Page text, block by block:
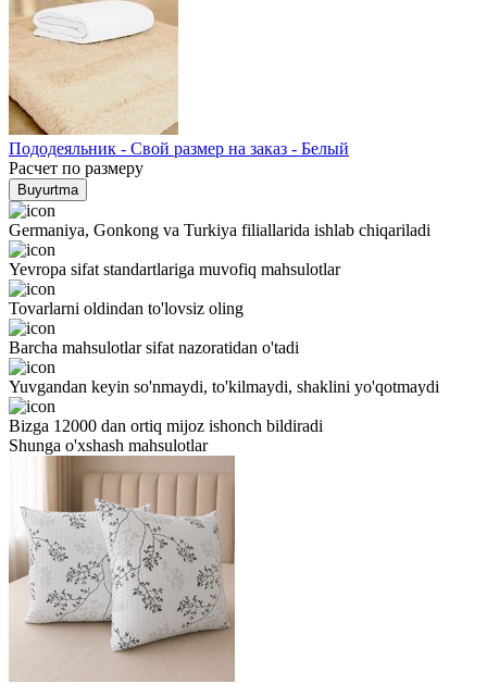
Пододеяльник - Свой размер на заказ - Белый
Расчет по размеру
Buyurtma
Germaniya, Gonkong va Turkiya filiallarida ishlab chiqariladi
Yevropa sifat standartlariga muvofiq mahsulotlar
Tovarlarni oldindan to'lovsiz oling
Barcha mahsulotlar sifat nazoratidan o'tadi
Yuvgandan keyin so'nmaydi, to'kilmaydi, shaklini yo'qotmaydi
Bizga 12000 dan ortiq mijoz ishonch bildiradi
Shunga o'xshash mahsulotlar